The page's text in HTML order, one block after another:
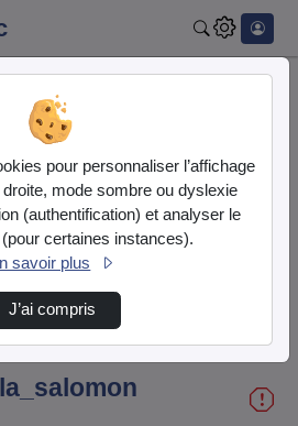
Pocket Film 2023
Lire
la
vidéo
pour personnaliser l’affichage
mode sombre ou dyslexie
(authentification) et analyser le
certaines instances).
savoir plus
J’ai compris